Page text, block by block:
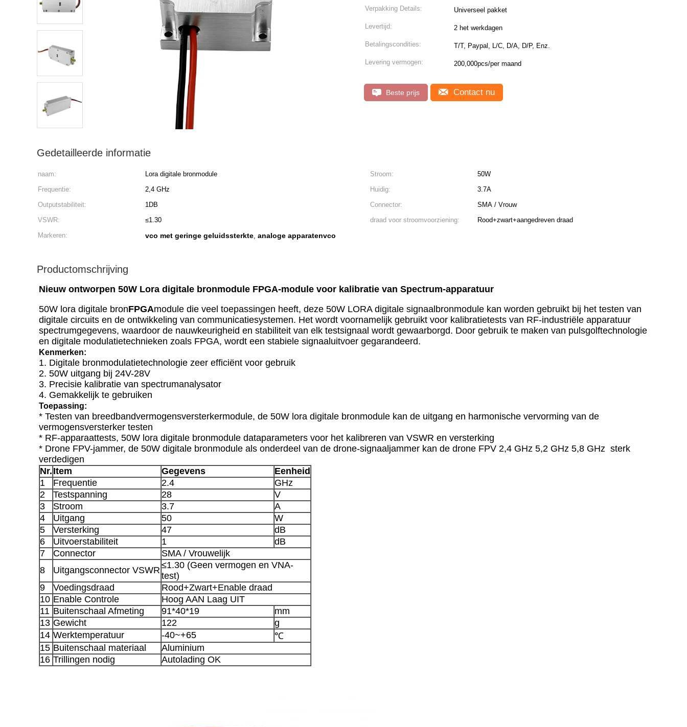
Verpakking Details: Universeel pakket
Levertijd: 2 het werkdagen
Betalingscondities: T/T, Paypal, L/C, D/A, D/P, Enz.
Levering vermogen: 200,000pcs/per maand
Beste prijs Contact nu
Gedetailleerde informatie
naam: Lora digitale bronmodule Stroom:
50W
Frequentie:
2,4 GHz Huidig:
3.7A
Outputstabiliteit:
1DB Connector:
SMA / Vrouw
VSWR:
≤1.30 draad voor stroomvoorziening:
Rood+zwart+aangedreven draad
Markeren:
vco met geringe geluidssterkte, analoge apparatenvco
Productomschrijving
Nieuw ontworpen 50W Lora digitale bronmodule FPGA-module voor kalibratie van Spectrum-apparatuur
50W lora digitale bronFPGAmodule die veel toepassingen heeft, deze 50W LORA digitale signaalbronmodule kan worden gebruikt bij het testen van
digitale circuits en de ontwikkeling van communicatiesystemen. Het wordt voornamelijk gebruikt voor kalibratietests van RF-industriële apparatuur
spectrumgegevens, waardoor de nauwkeurigheid en stabiliteit van elk testsignaal wordt gewaarborgd. Door gebruik te maken van pulsgolftechnologie
en digitale modulatietechnieken zoals FPGA, wordt een stabiele signaaluitvoer gegarandeerd.
Kenmerken:
1. Digitale bronmodulatietechnologie zeer efficiënt voor gebruik
2. 50W uitgang bij 24V-28V
3. Precisie kalibratie van spectrumanalysator
4. Gemakkelijk te gebruiken
Toepassing:
* Testen van breedbandvermogensversterkermodule, de 50W lora digitale bronmodule kan de uitgang en harmonische vervorming van de
vermogensversterker testen
* RF-apparaattests, 50W lora digitale bronmodule dataparameters voor het kalibreren van VSWR en versterking
* Drone FPV-jammer, de 50W digitale bronmodule als onderdeel van de drone-signaaljammer kan de drone FPV 2,4 GHz 5,2 GHz 5,8 GHz sterk
verdedigen
Nr. Item Gegevens
Eenheid
1
Frequentie 2.4
GHz
2
Testspanning 28
V
3
Stroom 3.7
A
4
Uitgang 50
W
5
Versterking 47
dB
6
Uitvoerstabiliteit 1
dB
7
Connector
SMA / Vrouwelijk
8
Uitgangsconnector VSWR ≤1.30 (Geen vermogen en VNA-
test)
9
Voedingsdraad
Rood+Zwart+Enable draad
10 Enable Controle
Hoog AAN Laag UIT
11 Buitenschaal Afmeting 91*40*19
mm
13 Gewicht 122
g
14 Werktemperatuur -40~+65
℃
15 Buitenschaal materiaal
Aluminium
16 Trillingen nodig Autolading OK